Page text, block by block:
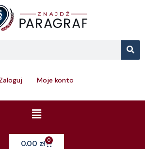
Zaloguj Moje konto
Menu
0.00 zł 0Cart